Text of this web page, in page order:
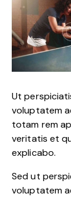
Ut
voluptatem
totam rem
veritatis et
explicabo.
Sed ut
voluptatem